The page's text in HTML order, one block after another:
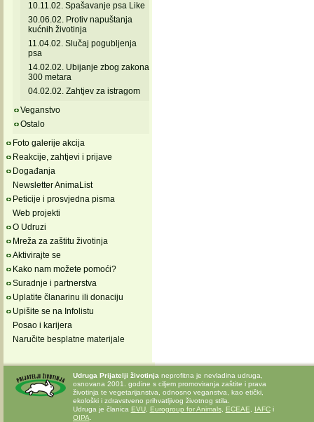
10.11.02. Spašavanje psa Like
30.06.02. Protiv napuštanja
kućnih životinja
11.04.02. Slučaj pogubljenja
psa
14.02.02. Ubijanje zbog zakona
300 metara
04.02.02. Zahtjev za istragom
Veganstvo
Ostalo
Foto galerije akcija
Reakcije, zahtjevi i prijave
Događanja
Newsletter AnimaList
Peticije i prosvjedna pisma
Web projekti
O Udruzi
Mreža za zaštitu životinja
Aktivirajte se
Kako nam možete pomoći?
Suradnje i partnerstva
Uplatite članarinu ili donaciju
Upišite se na Infolistu
Posao i karijera
Naručite besplatne materijale
Udruga Prijatelji životinja neprofitna je nevladina udruga,
osnovana 2001. godine s ciljem promoviranja zaštite i prava
životinja te vegetarijanstva, odnosno veganstva, kao etički,
ekološki i zdravstveno prihvatljivog životnog stila.
Udruga je članica EVU, Eurogroup for Animals, ECEAE IAFCi
OIPA